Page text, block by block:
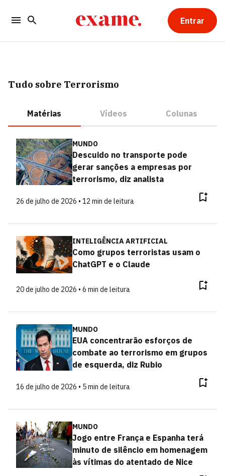
Entrar
Tudo sobre Terrorismo
Matérias Vídeos Colunas
MUNDO
Descuido no transporte pode
gerar sanções a empresas por
terrorismo, diz analista
26 de julho de 2026 • 12 min de leitura
INTELIGÊNCIA ARTIFICIAL
Como grupos terroristas usam o
ChatGPT e o Claude
20 de julho de 2026 • 6 min de leitura
MUNDO
EUA concentrarão esforços de
combate ao terrorismo em grupos
de esquerda, diz Rubio
16 de julho de 2026 • 5 min de leitura
MUNDO
Jogo entre França e Espanha terá
minuto de silêncio em homenagem
às vítimas do atentado de Nice